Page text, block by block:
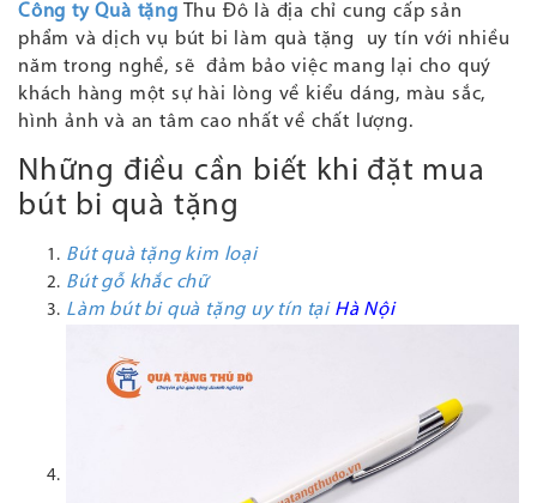
Công ty Quà tặng Thu Đô là địa chỉ cung cấp sản
phẩm và dịch vụ bút bi làm quà tặng uy tín với nhiều
năm trong nghề, sẽ đảm bảo việc mang lại cho quý
khách hàng một sự hài lòng về kiểu dáng, màu sắc,
hình ảnh và an tâm cao nhất về chất lượng.
Những điều cần biết khi đặt mua
bút bi quà tặng
Bút quà tặng kim loại
Bút gỗ khắc chữ
Làm bút bi quà tặng uy tín tại Hà Nội